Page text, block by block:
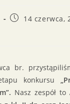
14 czerwca,
br.
konkursu
Nasz zespół to